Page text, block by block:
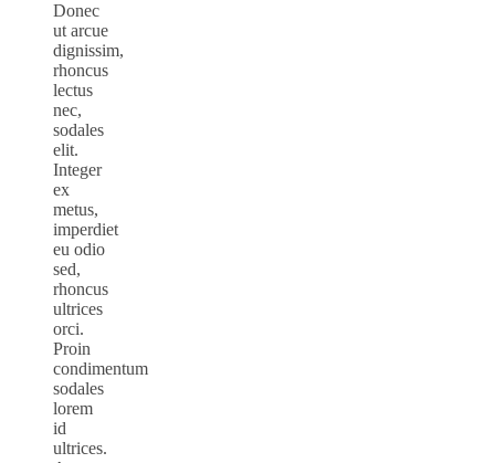
Donec
ut arcue
dignissim,
rhoncus
lectus
nec,
sodales
elit.
Integer
ex
metus,
imperdiet
eu odio
sed,
rhoncus
ultrices
orci.
Proin
condimentum
sodales
lorem
id
ultrices.